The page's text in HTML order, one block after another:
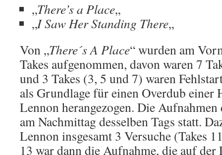
„There’s a Place„
„I Saw Her Standing There„
Von „There´s A Place“ wurden am
Takes aufgenommen, davon waren 7
und 3 Takes (3, 5 und 7) waren
als Grundlage für einen Overdub einer
Lennon herangezogen. Die Aufnahmen
am Nachmittag desselben Tags statt.
Lennon insgesamt 3 Versuche (Takes
13 war dann die Aufnahme, die auf der